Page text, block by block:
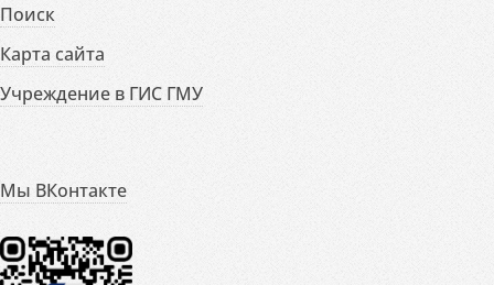
Поиск
Карта сайта
Учреждение в ГИС ГМУ
Мы ВКонтакте